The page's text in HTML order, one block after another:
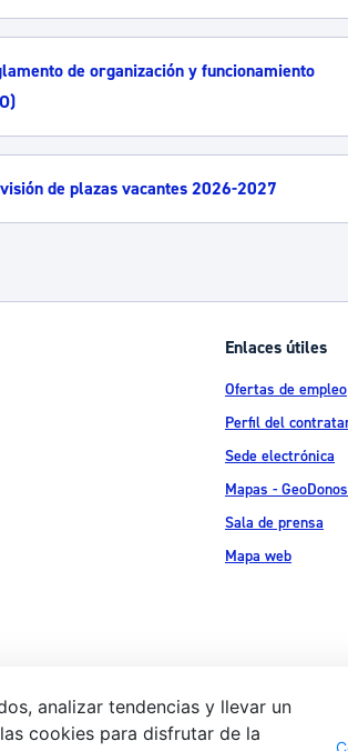
de organización y funcionamiento
de plazas vacantes 2026-2027
Enlaces útiles
Ofertas de empleo
Perfil del
Sede electrónica
Mapas -
Sala de prensa
Mapa web
Aviso legal
analizar tendencias y llevar un
cookies para disfrutar de la